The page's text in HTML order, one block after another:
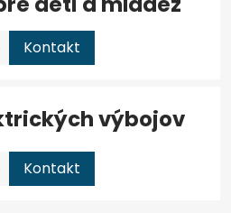
Kontakt
výbojov
Kontakt